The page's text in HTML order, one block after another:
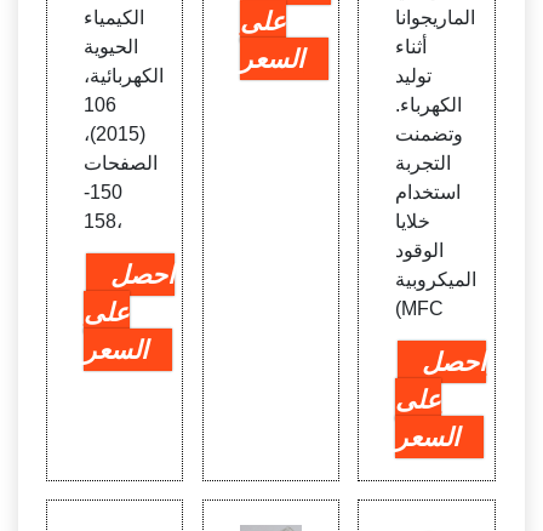
الكيمياء
الحيوية
الكهربائية،
106
(2015)،
الصفحات
150-
158،
احصل
على
السعر
على
السعر
الماريجوانا
أثناء
توليد
الكهرباء.
وتضمنت
التجربة
استخدام
خلايا
الوقود
الميكروبية
(MFC
احصل
على
السعر